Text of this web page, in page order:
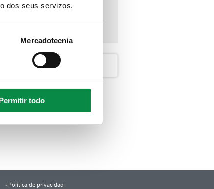
dos seus servizos.
Mercadotecnia
Permitir todo
Política de privacidad